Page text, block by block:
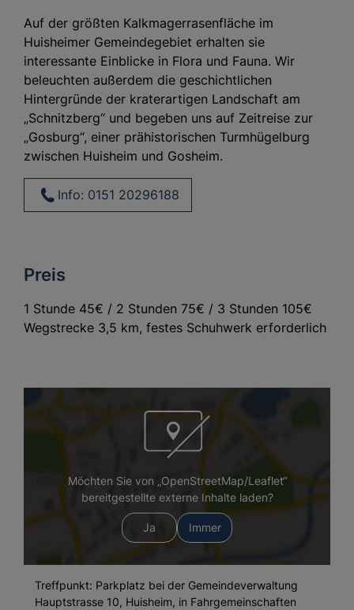
Auf der größten Kalkmagerrasenfläche im
Huisheimer Gemeindegebiet erhalten sie
interessante Einblicke in Flora und Fauna. Wir
beleuchten außerdem die geschichtlichen
Hintergründe der kraterartigen Landschaft am
„Schnitzberg“ und begeben uns auf Zeitreise zur
„Gosburg“, einer prähistorischen Turmhügelburg
zwischen Huisheim und Gosheim.
Info: 0151 20296188
Preis
1 Stunde 45€ / 2 Stunden 75€ / 3 Stunden 105€
Wegstrecke 3,5 km, festes Schuhwerk erforderlich
Möchten Sie von „OpenStreetMap/Leaflet“
bereitgestellte externe Inhalte laden?
Ja Immer
Treffpunkt: Parkplatz bei der Gemeindeverwaltung
Hauptstrasse 10, Huisheim, in Fahrgemeinschaften